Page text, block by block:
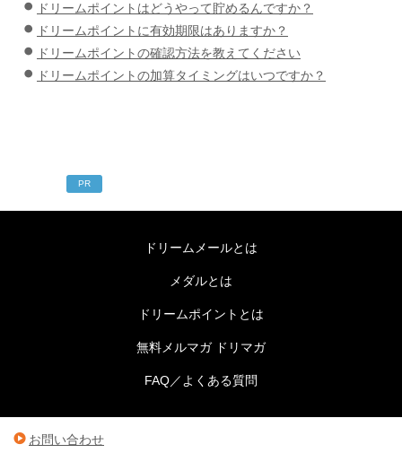
ドリームポイントはどうやって貯めるんですか？
ドリームポイントに有効期限はありますか？
ドリームポイントの確認方法を教えてください
ドリームポイントの加算タイミングはいつですか？
PR
ドリームメールとは
メダルとは
ドリームポイントとは
無料メルマガ ドリマガ
FAQ／よくある質問
お問い合わせ